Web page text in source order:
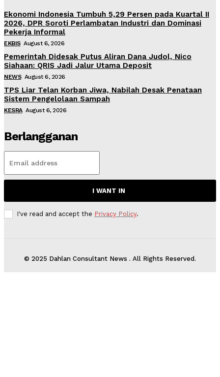
Ekonomi Indonesia Tumbuh 5,29 Persen pada Kuartal II
2026, DPR Soroti Perlambatan Industri dan Dominasi
Pekerja Informal
EKBIS August 6, 2026
Pemerintah Didesak Putus Aliran Dana Judol, Nico
Siahaan: QRIS Jadi Jalur Utama Deposit
NEWS August 6, 2026
TPS Liar Telan Korban Jiwa, Nabilah Desak Penataan
Sistem Pengelolaan Sampah
KESRA August 6, 2026
Berlangganan
I WANT IN
I've read and accept the Privacy Policy.
© 2025 Dahlan Consultant News . All Rights Reserved.